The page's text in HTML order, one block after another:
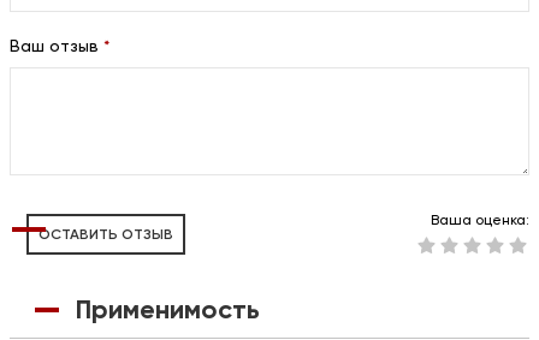
Ваш отзыв *
ОСТАВИТЬ ОТЗЫВ
Ваша оценка:
Применимость